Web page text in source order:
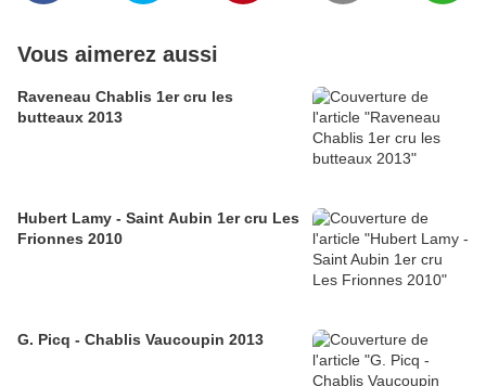
Vous aimerez aussi
Raveneau Chablis 1er cru les
butteaux 2013
Hubert Lamy - Saint Aubin 1er cru Les
Frionnes 2010
G. Picq - Chablis Vaucoupin 2013